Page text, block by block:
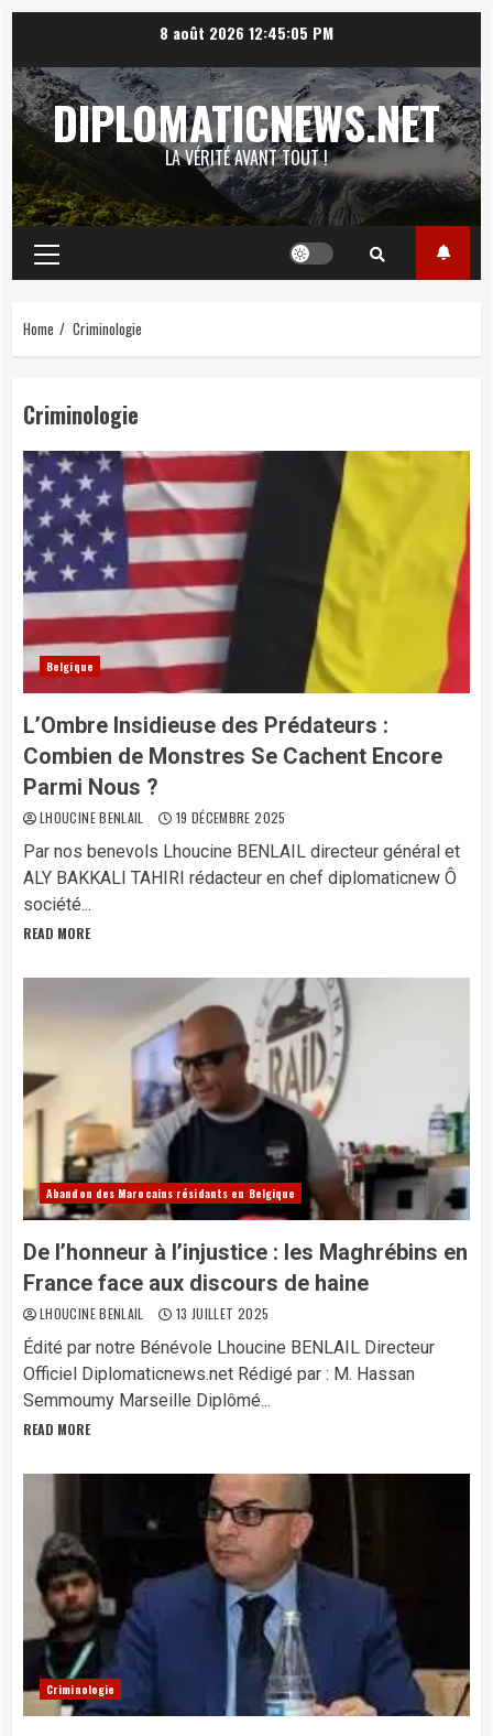
content
8 août 2026 12:45:06 PM
DIPLOMATICNEWS.NET
LA VÉRITÉ AVANT TOUT !
Primary
Menu
Home Criminologie
Criminologie
Belgique
L’Ombre Insidieuse des Prédateurs :
Combien de Monstres Se Cachent Encore
Parmi Nous ?
LHOUCINE BENLAIL 19 DÉCEMBRE 2025
Par nos benevols Lhoucine BENLAIL directeur général et
ALY BAKKALI TAHIRI rédacteur en chef diplomaticnew Ô
société...
READ MORE
Abandon des Marocains résidants en Belgique
De l’honneur à l’injustice : les Maghrébins en
France face aux discours de haine
LHOUCINE BENLAIL 13 JUILLET 2025
Édité par notre Bénévole Lhoucine BENLAIL Directeur
Officiel Diplomaticnews.net Rédigé par : M. Hassan
Semmoumy Marseille Diplômé...
READ MORE
Criminologie